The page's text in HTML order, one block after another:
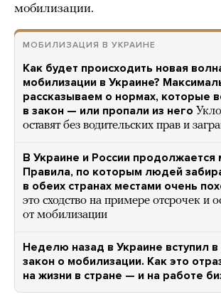
мобилизации.
МОБИЛИЗАЦИЯ В УКРАИНЕ
Как будет происходить новая
мобилизации в Украине?
рассказываем о нормах, которые
в закон — или пропали из него
оставят без водительских прав и
В Украине и России продолжается
Правила, по которым людей
в обеих странах местами очень
это сходство на примере отсрочек и
от мобилизации
Неделю назад в Украине вступил
закон о мобилизации. Как это
на жизни в стране — и на работе